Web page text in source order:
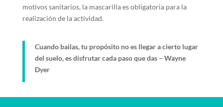
motivos sanitarios, la mascarilla es obligatoria para la
realización de la actividad.
Cuando bailas, tu propósito no es llegar a cierto lugar
del suelo, es disfrutar cada paso que das – Wayne
Dyer